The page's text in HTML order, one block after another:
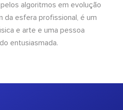
algoritmos em evolução
da esfera profissional, é um
e arte e uma pessoa
entusiasmada.